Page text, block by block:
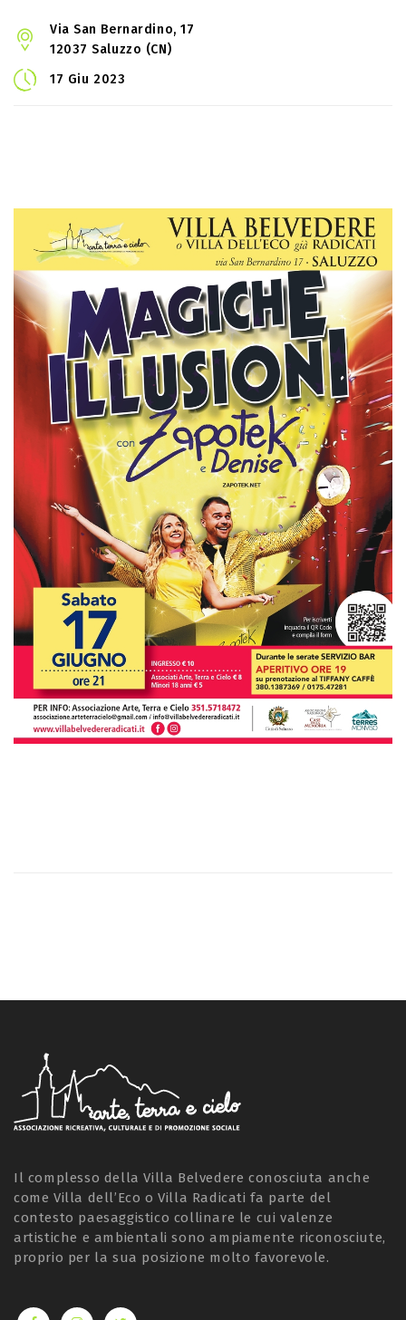
Via San Bernardino, 17
12037 Saluzzo (CN)
17 Giu 2023
Il complesso della Villa Belvedere conosciuta anche
come Villa dell’Eco o Villa Radicati fa parte del
contesto paesaggistico collinare le cui valenze
artistiche e ambientali sono ampiamente riconosciute,
proprio per la sua posizione molto favorevole.